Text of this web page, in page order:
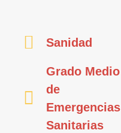
Sanidad
Grado Medio
de
Emergencias
Sanitarias